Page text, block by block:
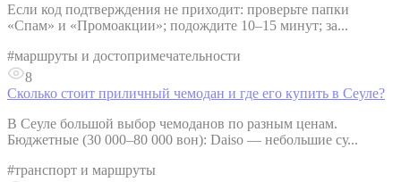
Если код подтверждения не приходит: проверьте папки
«Спам» и «Промоакции»; подождите 10–15 минут; за...
#маршруты и достопримечательности
8
Сколько стоит приличный чемодан и где его купить в Сеуле?
В Сеуле большой выбор чемоданов по разным ценам.
Бюджетные (30 000–80 000 вон): Daiso — небольшие су...
#транспорт и маршруты